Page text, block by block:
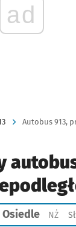
ad
Osiedle NŻ